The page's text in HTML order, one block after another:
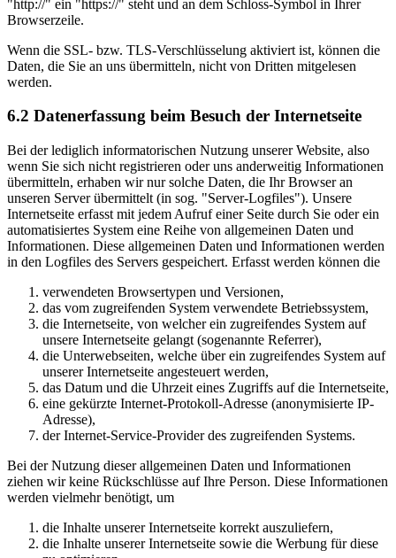
"http://" ein "https://" steht und an dem Schloss-Symbol in Ihrer
Browserzeile.
Wenn die SSL- bzw. TLS-Verschlüsselung aktiviert ist, können die
Daten, die Sie an uns übermitteln, nicht von Dritten mitgelesen
werden.
6.2 Datenerfassung beim Besuch der Internetseite
Bei der lediglich informatorischen Nutzung unserer Website, also
wenn Sie sich nicht registrieren oder uns anderweitig Informationen
übermitteln, erhaben wir nur solche Daten, die Ihr Browser an
unseren Server übermittelt (in sog. "Server-Logfiles"). Unsere
Internetseite erfasst mit jedem Aufruf einer Seite durch Sie oder ein
automatisiertes System eine Reihe von allgemeinen Daten und
Informationen. Diese allgemeinen Daten und Informationen werden
in den Logfiles des Servers gespeichert. Erfasst werden können die
verwendeten Browsertypen und Versionen,
das vom zugreifenden System verwendete Betriebssystem,
die Internetseite, von welcher ein zugreifendes System auf
unsere Internetseite gelangt (sogenannte Referrer),
die Unterwebseiten, welche über ein zugreifendes System auf
unserer Internetseite angesteuert werden,
das Datum und die Uhrzeit eines Zugriffs auf die Internetseite,
eine gekürzte Internet-Protokoll-Adresse (anonymisierte IP-
Adresse),
der Internet-Service-Provider des zugreifenden Systems.
Bei der Nutzung dieser allgemeinen Daten und Informationen
ziehen wir keine Rückschlüsse auf Ihre Person. Diese Informationen
werden vielmehr benötigt, um
die Inhalte unserer Internetseite korrekt auszuliefern,
die Inhalte unserer Internetseite sowie die Werbung für diese